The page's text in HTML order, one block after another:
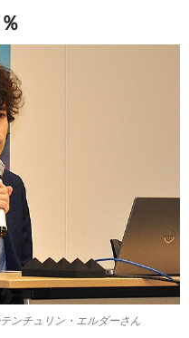
ンチュリン・エルダーさん